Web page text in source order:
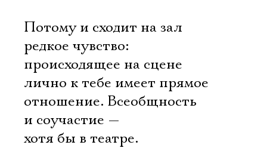
Потому и сходит на зал
редкое чувство:
происходящее на сцене
лично к тебе имеет прямое
отношение. Всеобщность
и соучастие —
хотя бы в театре.